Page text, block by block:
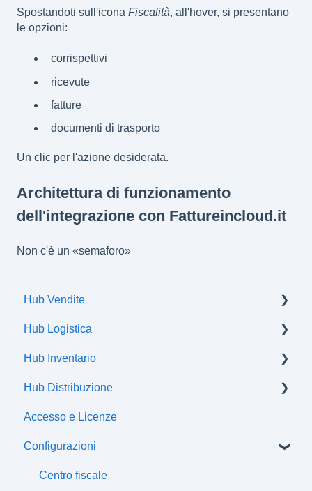
Spostandoti sull'icona Fiscalità, all'hover, si presentano
le opzioni:
corrispettivi
ricevute
fatture
documenti di trasporto
Un clic per l'azione desiderata.
Architettura di funzionamento
dell'integrazione con Fattureincloud.it
Non c'è un «semaforo»
Hub Vendite
Ordini
Hub Logistica
Spedizioni
Flussi di comunicazione
Hub Inventario
Prodotti
Offerte
Attributi
Classi fiscali
Hub Distribuzione
Certificazioni
Accesso e Licenze
Configurazioni
Centro fiscale